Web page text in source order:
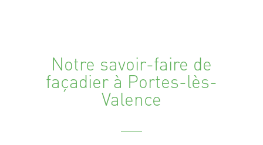
Notre savoir-faire de
façadier à Portes-lès-
Valence